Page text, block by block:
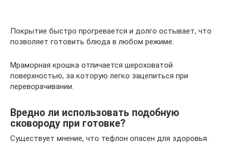
Покрытие быстро прогревается и долго остывает, что
позволяет готовить блюда в любом режиме.
Мраморная крошка отличается шероховатой
поверхностью, за которую легко зацепиться при
переворачивании.
Вредно ли использовать подобную
сковороду при готовке?
Существует мнение, что тефлон опасен для здоровья.